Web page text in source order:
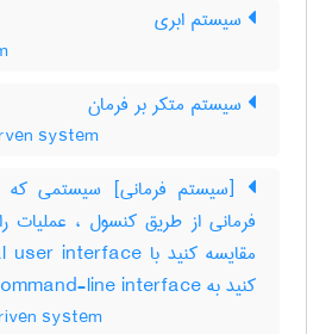
سیستم ابری
سیستم متکر بر فرمان
system
[سیستم فرمانی] سیستمی که
فرمانی از طریق کنسول ، عملیات
کنید به ‎ command-line interface
system